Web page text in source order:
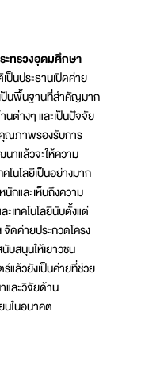
ะทรวงอุดมศึกษา
เป็นประธานเปิดค่าย
ป็นพื้นฐานที่สำคัญมาก
ต่างๆ และเป็นปัจจัย
ณภาพรองรับการ
นาแล้วจะให้ความ
นโลยีเป็นอย่างมาก
กและเห็นถึงความ
ทคโนโลยีนับตั้งแต่
ดค่ายประกวดโครง
บสนุนให้เยาวชน
แล้วยังเป็นค่ายที่ช่วย
และวิจัยด้าน
นในอนาคต